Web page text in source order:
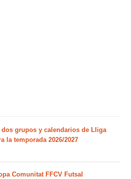
grupos y calendarios de Lliga
la temporada 2026/2027
Comunitat FFCV Futsal